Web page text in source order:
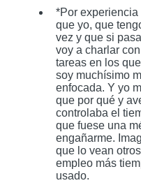
*Por experiencia
que yo, que
vez y que si
voy a charlar
tareas en los
soy muchísimo
enfocada. Y yo
que por qué y
controlaba el
que fuese una
engañarme.
que lo vean
empleo más
usado.